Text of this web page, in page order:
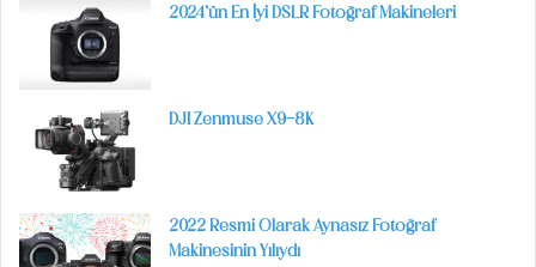
2024’ün En İyi DSLR Fotoğraf Makineleri
DJI Zenmuse X9-8K
2022 Resmi Olarak Aynasız Fotoğraf
Makinesinin Yılıydı